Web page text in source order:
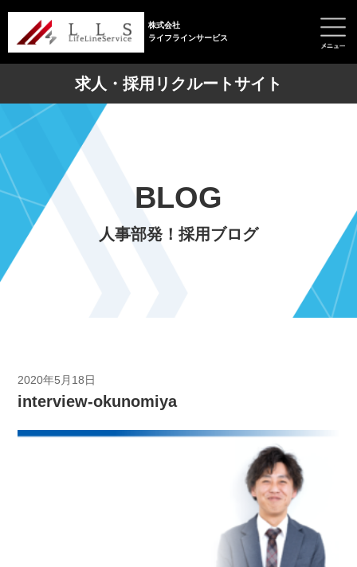
株式会社
ライフラインサービス
求人・採用リクルートサイト
BLOG
人事部発！採用ブログ
2020年5月18日
interview-okunomiya